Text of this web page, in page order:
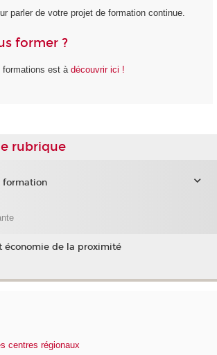
parler de votre projet de formation continue.
former ?
formations est àdécouvrir ici !
rubrique
formation
économie de la proximité
centres régionaux